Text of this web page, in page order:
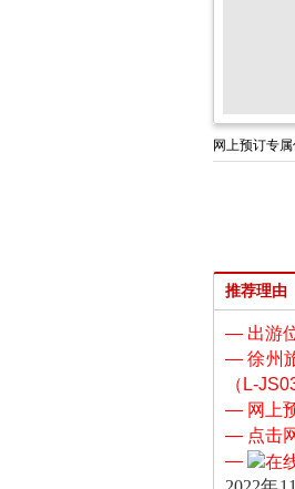
网上预订专
推荐理由
— 出游
— 徐州
（L-
— 网上
— 点击
—